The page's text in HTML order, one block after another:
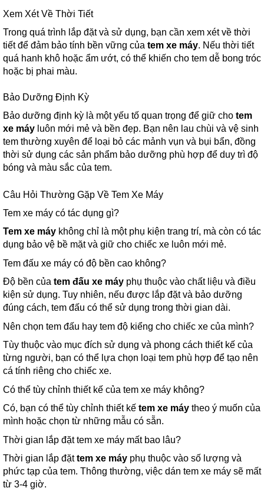
Xem Xét Về Thời Tiết
Trong quá trình lắp đặt và sử dụng, bạn cần xem xét về thời
tiết để đảm bảo tính bền vững của tem xe máy. Nếu thời tiết
quá hanh khô hoặc ẩm ướt, có thể khiến cho tem dễ bong tróc
hoặc bị phai màu.
Bảo Dưỡng Định Kỳ
Bảo dưỡng định kỳ là một yếu tố quan trọng để giữ cho tem
xe máy luôn mới mẻ và bền đẹp. Bạn nên lau chùi và vệ sinh
tem thường xuyên để loại bỏ các mảnh vụn và bụi bẩn, đồng
thời sử dụng các sản phẩm bảo dưỡng phù hợp để duy trì độ
bóng và màu sắc của tem.
Câu Hỏi Thường Gặp Về Tem Xe Máy
Tem xe máy có tác dụng gì?
Tem xe máy không chỉ là một phụ kiện trang trí, mà còn có tác
dụng bảo vệ bề mặt và giữ cho chiếc xe luôn mới mẻ.
Tem đấu xe máy có độ bền cao không?
Độ bền của tem đấu xe máy phụ thuộc vào chất liệu và điều
kiện sử dụng. Tuy nhiên, nếu được lắp đặt và bảo dưỡng
đúng cách, tem đấu có thể sử dụng trong thời gian dài.
Nên chọn tem đấu hay tem độ kiểng cho chiếc xe của mình?
Tùy thuộc vào mục đích sử dụng và phong cách thiết kế của
từng người, bạn có thể lựa chọn loại tem phù hợp để tạo nên
cá tính riêng cho chiếc xe.
Có thể tùy chỉnh thiết kế của tem xe máy không?
Có, bạn có thể tùy chỉnh thiết kế tem xe máy theo ý muốn của
mình hoặc chọn từ những mẫu có sẵn.
Thời gian lắp đặt tem xe máy mất bao lâu?
Thời gian lắp đặttem xe máy phụ thuộc vào số lượng và
phức tạp của tem. Thông thường, việc dán tem xe máy sẽ mất
từ 3-4 giờ.